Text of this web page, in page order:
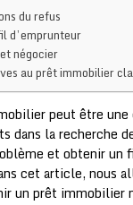
du refus
d’emprunteur
négocier
au prêt immobilier
peut être
dans la recherche
et obtenir un
cet article, nous
un prêt immobilier